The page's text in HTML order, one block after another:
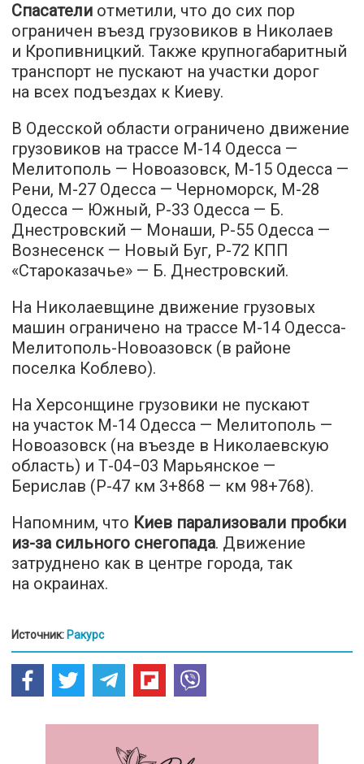
Спасатели отметили, что до сих пор
ограничен въезд грузовиков в Николаев
и Кропивницкий. Также крупногабаритный
транспорт не пускают на участки дорог
на всех подъездах к Киеву.
В Одесской области ограничено движение
грузовиков на трассе М-14 Одесса —
Мелитополь — Новоазовск, М-15 Одесса —
Рени, М-27 Одесса — Черноморск, М-28
Одесса — Южный, Р-33 Одесса — Б.
Днестровский — Монаши, Р-55 Одесса —
Вознесенск — Новый Буг, Р-72 КПП
«Староказачье» — Б. Днестровский.
На Николаевщине движение грузовых
машин ограничено на трассе М-14 Одесса-
Мелитополь-Новоазовск (в районе
поселка Коблево).
На Херсонщине грузовики не пускают
на участок М-14 Одесса — Мелитополь —
Новоазовск (на въезде в Николаевскую
область) и Т-04−03 Марьянское —
Берислав (Р-47 км 3+868 — км 98+768).
Напомним, что Киев парализовали пробки
из-за сильного снегопада. Движение
затруднено как в центре города, так
на окраинах.
Источник: Ракурс